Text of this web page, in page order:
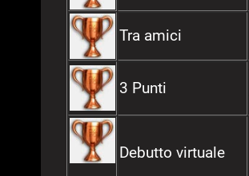
Tra amici
3 Punti
Debutto virtuale